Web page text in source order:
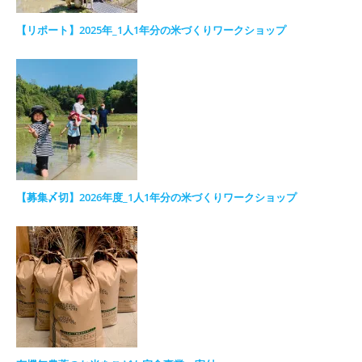
【リポート】2025年_1人1年分の米づくりワークショップ
【募集〆切】2026年度_1人1年分の米づくりワークショップ